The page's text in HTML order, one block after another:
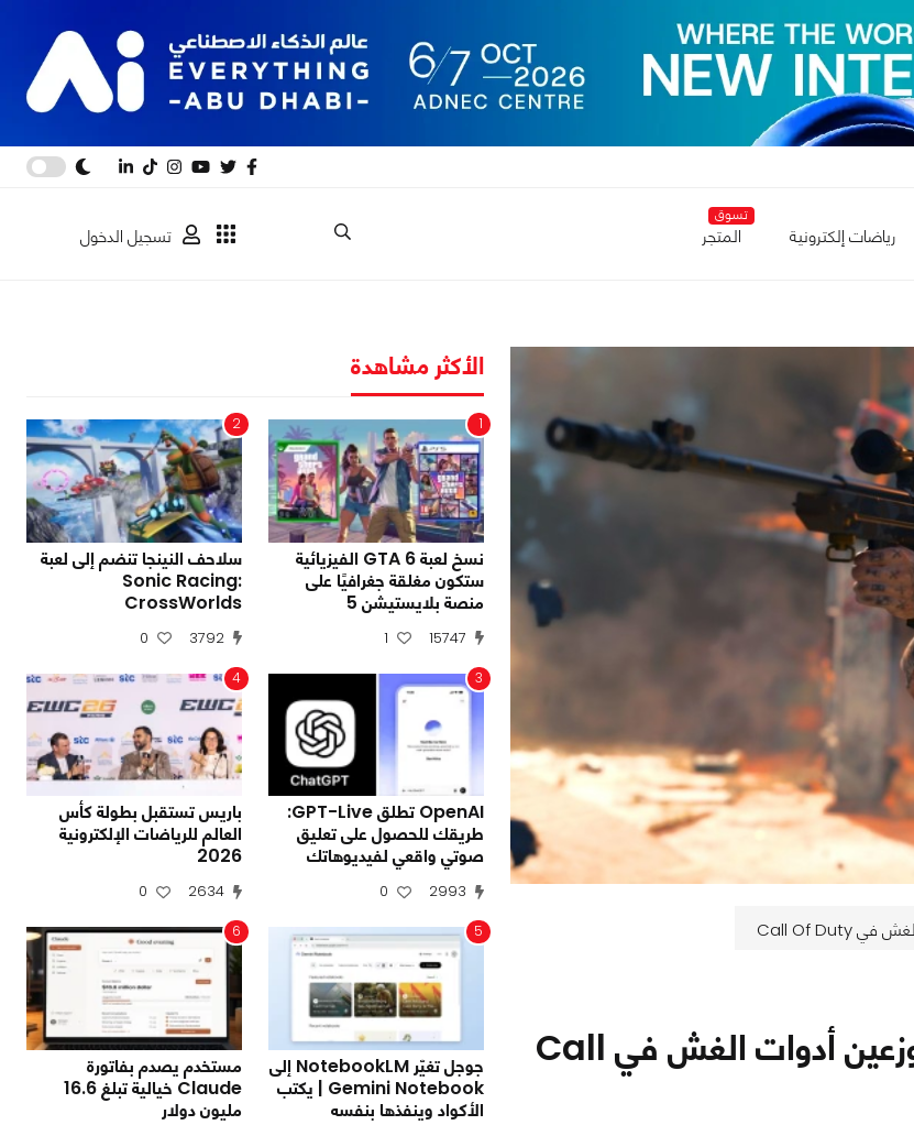
رياضات إلكترونية
تسوق
المتجر تسجيل الدخول
شركة Activision تتخذ إجراءات ضد موزعين أدوات الغش في Call
الأكثر مشاهدة
1
نسخ لعبة GTA 6 الفيزيائية
ستكون مغلقة جغرافيًا على
منصة بلايستيشن 5
15747
1
2
سلاحف النينجا تنضم إلى لعبة
Sonic Racing:
CrossWorlds
3792
0
3
OpenAI تطلق GPT-Live:
طريقك للحصول على تعليق
صوتي واقعي لفيديوهاتك
2993
0
4
باريس تستقبل بطولة كأس
العالم للرياضات الإلكترونية
2026
2634
0
5
جوجل تغيّر NotebookLM إلى
Gemini Notebook | يكتب
الأكواد وينفذها بنفسه
6
مستخدم يصدم بفاتورة
Claude خيالية تبلغ 16.6
مليون دولار